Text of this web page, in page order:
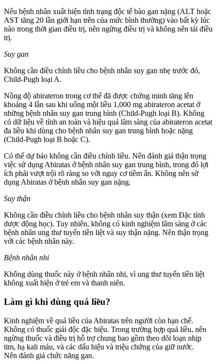
Nếu bệnh nhân xuất hiện tình trạng độc tế bào gan nặng (ALT hoặc
AST tăng 20 lần giới hạn trên của mức bình thường) vào bất kỳ lúc
nào trong thời gian điều trị, nên ngừng điều trị và không nên tái điều
trị.
Suy gan
Không cần điều chỉnh liều cho bệnh nhân suy gan nhẹ trước đó,
Child-Pugh loại A.
Nồng độ abirateron trong cơ thể đã được chứng minh tăng lên
khoảng 4 lần sau khi uống một liều 1,000 mg abirateron acetat ở
những bệnh nhân suy gan trung bình (Child-Pugh loại B). Không
có dữ liệu về tính an toàn và hiệu quả lâm sàng của abirateron acetat
đa liều khi dùng cho bệnh nhân suy gan trung bình hoặc nặng
(Child-Pugh loại B hoặc C).
Có thể dự báo không cần điều chỉnh liều. Nên đánh giá thận trọng
việc sử dụng Abiratas ở bệnh nhân suy gan trung bình, trong đó lợi
ích phải vượt trội rõ ràng so với nguy cơ tiềm ẩn. Không nên sử
dụng Abiratas ở bệnh nhân suy gan nặng.
Suy thận
Không cần điều chỉnh liều cho bệnh nhân suy thận (xem Đặc tính
dược động học). Tuy nhiên, không có kinh nghiệm lâm sàng ở các
bệnh nhân ung thư tuyến tiền liệt và suy thận nặng. Nên thận trọng
với các bệnh nhân này.
Bệnh nhân nhi
Không dùng thuốc này ở bệnh nhân nhi, vì ung thư tuyến tiền liệt
không xuất hiện ở trẻ em và thanh niên.
Làm gì khi dùng quá liều?
Kinh nghiệm về quá liều của Abiratas trên người còn hạn chế.
Không có thuốc giải độc đặc hiệu. Trong trường hợp quá liều, nên
ngừng thuốc và điều trị hỗ trợ chung bao gồm theo dõi loạn nhịp
tim, hạ kali máu, và các dấu hiệu và triệu chứng của giữ nước.
Nên đánh giá chức năng gan.